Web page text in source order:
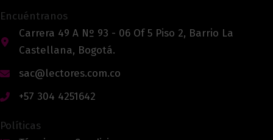
Encuéntranos
Carrera 49 A Nº 93 - 06 Of 5 Piso 2, Barrio La
Castellana, Bogotá.
sac@lectores.com.co
+57 304 4251642
Políticas